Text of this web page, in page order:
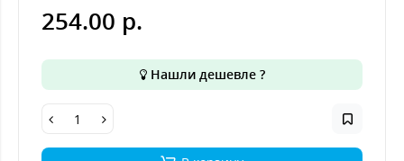
254.00 р.
Нашли дешевле ?